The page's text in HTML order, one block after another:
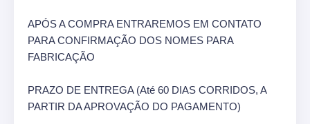
APÓS A COMPRA ENTRAREMOS EM CONTATO
PARA CONFIRMAÇÃO DOS NOMES PARA
FABRICAÇÃO
PRAZO DE ENTREGA (Até 60 DIAS CORRIDOS, A
PARTIR DA APROVAÇÃO DO PAGAMENTO)